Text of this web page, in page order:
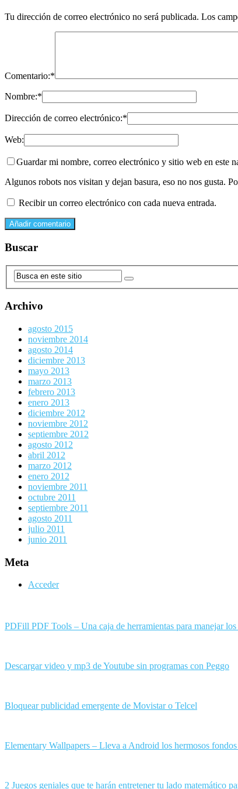
Tu dirección de correo electrónico no será publicada. Los
Comentario:*
Nombre:*
Dirección de correo electrónico:*
Web:
Guardar mi nombre, correo electrónico y sitio web en este
Algunos robots nos visitan y dejan basura, eso no nos gusta.
Recibir un correo electrónico con cada nueva entrada.
Buscar
Archivo
agosto 2015
noviembre 2014
agosto 2014
diciembre 2013
mayo 2013
marzo 2013
febrero 2013
enero 2013
diciembre 2012
noviembre 2012
septiembre 2012
agosto 2012
abril 2012
marzo 2012
enero 2012
noviembre 2011
octubre 2011
septiembre 2011
agosto 2011
julio 2011
junio 2011
Meta
Acceder
PDFill PDF Tools – Una caja de herramientas para manejar
Descargar video y mp3 de Youtube sin programas con Peggo
Bloquear publicidad emergente de Movistar o Telcel
Elementary Wallpapers – Lleva a Android los hermosos
2 Juegos geniales que te harán entretener tu lado matemático